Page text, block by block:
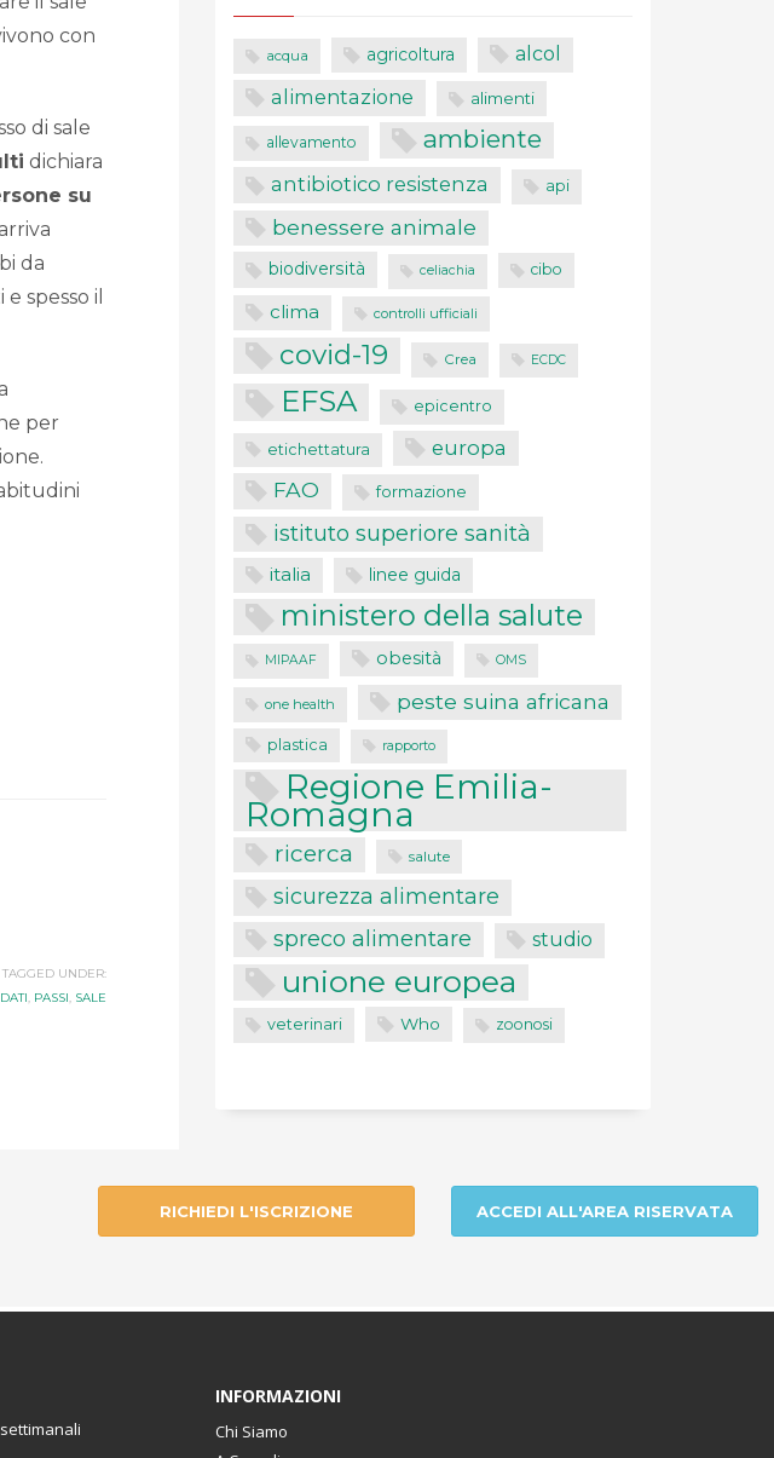
con
di sale
dichiara
su
da
spesso il
per
TAGGED UNDER:
DATI, PASSI, SALE
acqua agricoltura alcol
alimentazione alimenti
allevamento ambiente
antibiotico resistenza api
benessere animale
biodiversità celiachia cibo
clima controlli ufficiali
covid-19 Crea ECDC
EFSA epicentro
etichettatura europa
FAO formazione
istituto superiore sanità
italia linee guida
ministero della salute
MIPAAF obesità OMS
one health peste suina africana
plastica rapporto
Regione Emilia-
Romagna
ricerca salute
sicurezza alimentare
spreco alimentare studio
unione europea
veterinari Who zoonosi
RICHIEDI L'ISCRIZIONE ACCEDI ALL'AREA RISERVATA
INFORMAZIONI
Chi Siamo